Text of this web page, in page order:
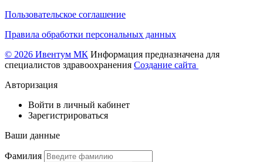
Пользовательское соглашение
Правила обработки персональных данных
© 2026 Ивентум МК Информация предназначена для
специалистов здравоохранения Создание сайта
Авторизация
Войти в личный кабинет
Зарегистрироваться
Ваши данные
Фамилия